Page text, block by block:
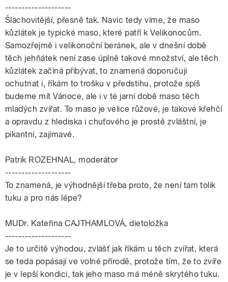
--------------------
Šlachovitější, přesně tak. Navíc tedy víme, že maso
kůzlátek je typické maso, které patří k Velikonocům.
Samozřejmě i velikonoční beránek, ale v dnešní době
těch jehňátek není zase úplně takové množství, ale těch
kůzlátek začíná přibývat, to znamená doporučuji
ochutnat i, říkám to trošku v předstihu, protože spíš
budeme mít Vánoce, ale i v té jarní době maso těch
mladých zvířat. To maso je velice růžové, je takové křehčí
a opravdu z hlediska i chuťového je prostě zvláštní, je
pikantní, zajímavé.
Patrik ROZEHNAL, moderátor
--------------------
To znamená, je výhodnější třeba proto, že není tam tolik
tuku a pro nás lépe?
MUDr. Kateřina CAJTHAMLOVÁ, dietoložka
--------------------
Je to určitě výhodou, zvlášť jak říkám u těch zvířat, která
se teda popásají ve volné přírodě, protože tím, že to zvíře
je v lepší kondici, tak jeho maso má méně skrytého tuku.